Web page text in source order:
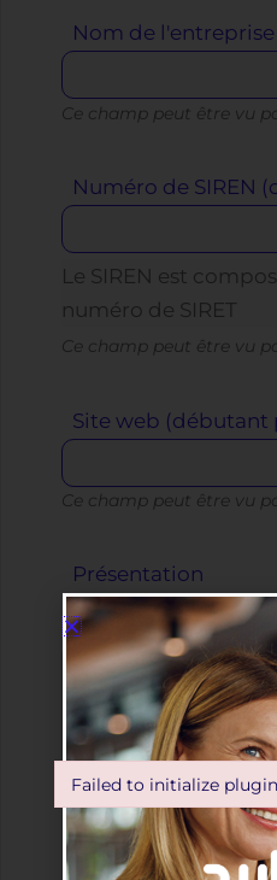
Nom de l'entreprise
Ce champ peut être vu
Numéro de SIREN
Le SIREN est
numéro de SIRET
Ce champ peut être vu
Site web (débutant
Ce champ peut être vu
Présentation
Failed to initialize
Failed to initialize